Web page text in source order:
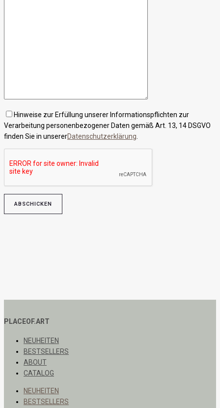
Hinweise zur Erfüllung unserer Informationspflichten zur
Verarbeitung personenbezogener Daten gemäß Art. 13, 14 DSGVO
finden Sie in unsererDatenschutzerklärung
PLACEOF.ART
NEUHEITEN
BESTSELLERS
ABOUT
CATALOG
NEUHEITEN
BESTSELLERS